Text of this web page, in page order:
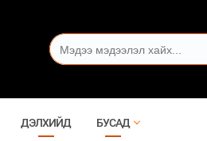
ДЭЛХИЙД БУСАД